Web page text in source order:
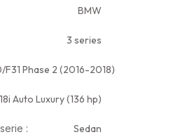
BMW
3 series
F31 Phase 2 (2016-2018)
Auto Luxury (136 hp)
: Sedan